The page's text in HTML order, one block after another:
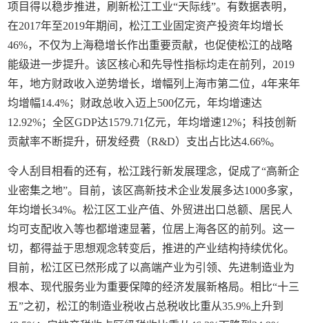
项目得以稳步推进，刷新松江工业“天际线”。有数据表明，
在2017年至2019年期间，松江工业固定资产投资年均增长
46%，不仅为上海稳增长作出重要贡献，也促使松江的战略
能级进一步提升。该区核心和先导性指标均走在前列，2019
年，地方财政收入逆势增长，增幅列上海市第二位，4年来年
均增幅14.4%；财政总收入迈上500亿元，年均增速达
12.92%；全区GDP达1579.71亿元，年均增速12%；科技创新
贡献率不断提升，研发经费（R&D）支出占比达4.66%。
令人刮目相看的还有，松江践行新发展理念，促成了“高新企
业密集之地”。目前，该区高新技术企业发展多达1000多家，
年均增长34%。松江区工业产值、外贸进出口总额、居民人
均可支配收入等也都增速显著，位居上海各区的前列。这一
切，都得益于思想观念转变后，推进的产业结构持续优化。
目前，松江区已然形成了以高端产业为引领、先进制造业为
根本、现代服务业为重要保障的经济发展新格局。相比“十三
五”之初，松江的制造业税收占总税收比重从35.9%上升到